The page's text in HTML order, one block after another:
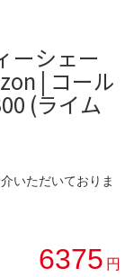
ーシェー
| コール
(ライム
いただいておりま
6375 円